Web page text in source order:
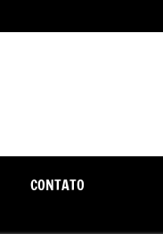
CONTATO